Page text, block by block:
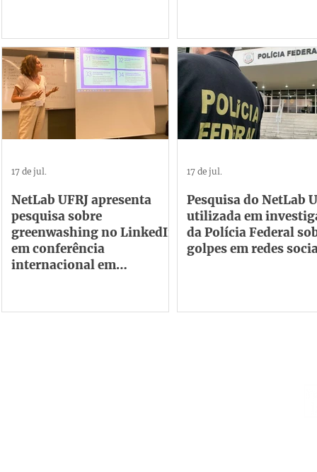
techs
NetLab UFRJ apresenta
pesquisa sobre
greenwashing no LinkedIn
em conferência
internacional em
17 de jul.
Pesquisa do NetLab
utilizada em
da Polícia Federal
golpes em redes
17 de jul.